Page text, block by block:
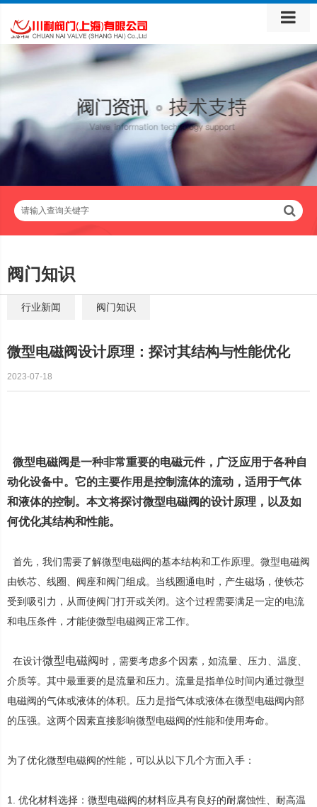
请输入查询关键字
阀门知识
行业新闻 阀门知识
微型电磁阀设计原理：探讨其结构与性能优化
2023-07-18
微型电磁阀是一种非常重要的电磁元件，广泛应用于各种自
动化设备中。它的主要作用是控制流体的流动，适用于气体
和液体的控制。本文将探讨微型电磁阀的设计原理，以及如
何优化其结构和性能。
首先，我们需要了解微型电磁阀的基本结构和工作原理。微型电磁阀
由铁芯、线圈、阀座和阀门组成。当线圈通电时，产生磁场，使铁芯
受到吸引力，从而使阀门打开或关闭。这个过程需要满足一定的电流
和电压条件，才能使微型电磁阀正常工作。
在设计微型电磁阀时，需要考虑多个因素，如流量、压力、温度、
介质等。其中最重要的是流量和压力。流量是指单位时间内通过微型
电磁阀的气体或液体的体积。压力是指气体或液体在微型电磁阀内部
的压强。这两个因素直接影响微型电磁阀的性能和使用寿命。
为了优化微型电磁阀的性能，可以从以下几个方面入手：
1. 优化材料选择：微型电磁阀的材料应具有良好的耐腐蚀性、耐高温